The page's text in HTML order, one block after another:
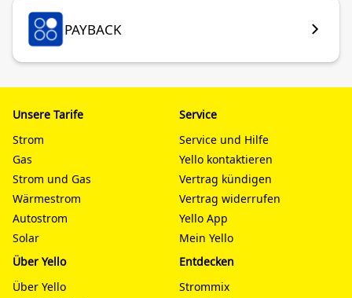
PAYBACK
Unsere Tarife
Strom
Gas
Strom und Gas
Wärmestrom
Autostrom
Solar
Service
Service und Hilfe
Yello kontaktieren
Vertrag kündigen
Vertrag widerrufen
Yello App
Mein Yello
Über Yello
Über Yello
Entdecken
Strommix